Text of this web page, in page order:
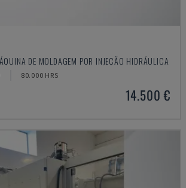
DE MOLDAGEM POR INJEÇÃO HIDRÁULICA
80.000 HRS
14.500 €